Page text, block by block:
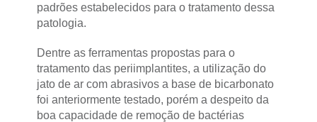
padrões estabelecidos para o tratamento dessa
patologia.
Dentre as ferramentas propostas para o
tratamento das periimplantites, a utilização do
jato de ar com abrasivos a base de bicarbonato
foi anteriormente testado, porém a despeito da
boa capacidade de remoção de bactérias